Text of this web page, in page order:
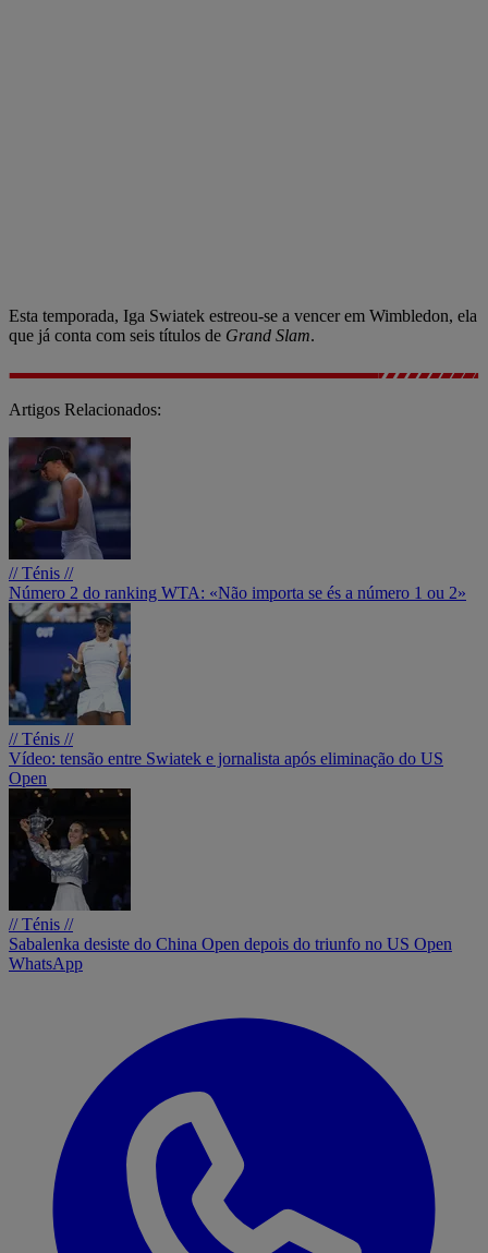
Esta temporada, Iga Swiatek estreou-se a vencer em Wimbledon, ela
que já conta com seis títulos de Grand Slam.
Artigos Relacionados:
// Ténis //
Número 2 do ranking WTA: «Não importa se és a número 1 ou 2»
// Ténis //
Vídeo: tensão entre Swiatek e jornalista após eliminação do US
Open
// Ténis //
Sabalenka desiste do China Open depois do triunfo no US Open
WhatsApp